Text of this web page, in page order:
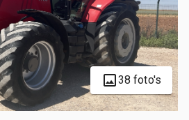
38 foto's